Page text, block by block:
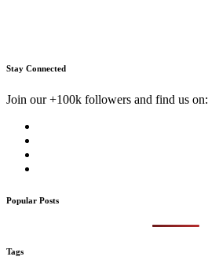
Stay Connected
Join our +100k followers and find us on:
Popular Posts
Tags